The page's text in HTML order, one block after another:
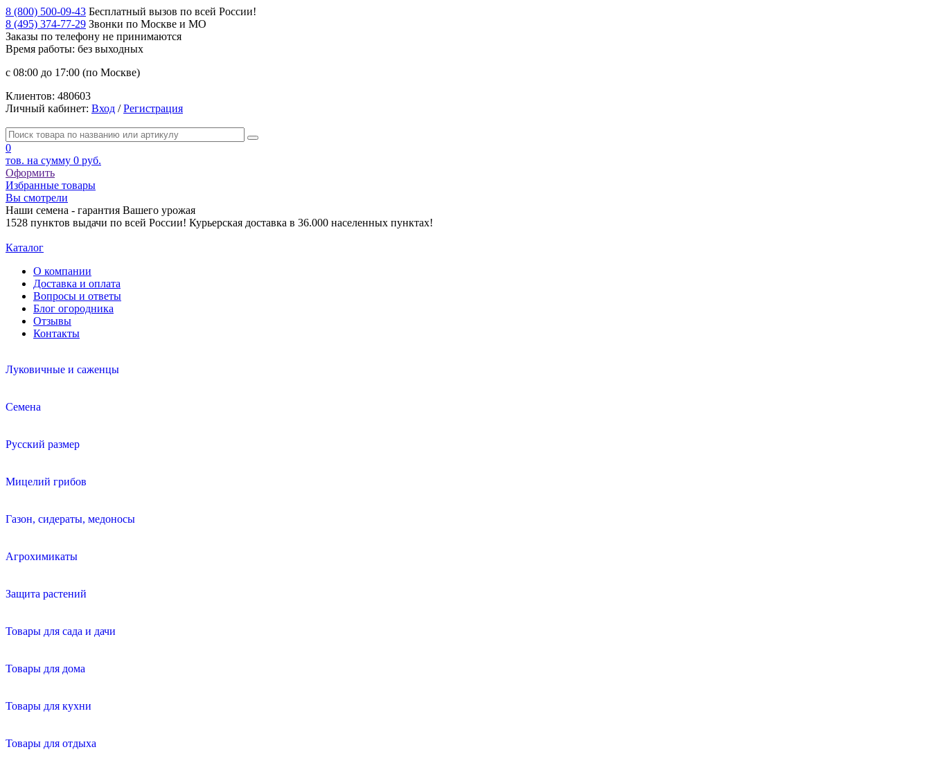
8 (800) 500-09-43 Бесплатный вызов по всей России!
8 (495) 374-77-29 Звонки по Москве и МО
Заказы по телефону не принимаются
Время работы: без выходных
с 08:00 до 17:00 (по Москве)
Клиентов: 480603
Личный кабинет: Вход /Регистрация
0
тов. на сумму 0 руб.
Оформить
Избранные товары
Вы смотрели
Наши семена - гарантия Вашего урожая
1528 пунктов выдачи по всей России! Курьерская доставка в 36.000 населенных пунктах!
Каталог
О компании
Доставка и оплата
Вопросы и ответы
Блог огородника
Отзывы
Контакты
Луковичные и саженцы
Семена
Русский размер
Мицелий грибов
Газон, сидераты, медоносы
Агрохимикаты
Защита растений
Товары для сада и дачи
Товары для дома
Товары для кухни
Товары для отдыха